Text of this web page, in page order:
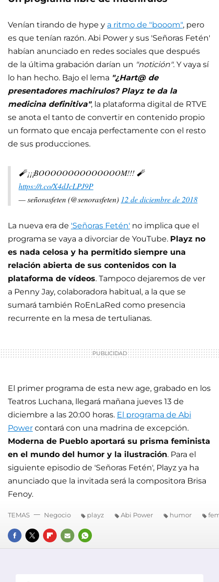
Venían tirando de hype y a ritmo de "booom", pero
es que tenían razón. Abi Power y sus 'Señoras Fetén'
habían anunciado en redes sociales que después
de la última grabación darían un "notición". Y vaya sí
lo han hecho. Bajo el lema "¿Hart@ de
presentadores machirulos? Playz te da la
medicina definitiva", la plataforma digital de RTVE
se anota el tanto de convertir en contenido propio
un formato que encaja perfectamente con el resto
de sus producciones.
🧨¡¡¡BOOOOOOOOOOOOOOM!!! 🧨
https://t.co/X4dJcLPJ9P
— señorasfeten (@senorasfeten) 12 de diciembre de 2018
La nueva era de 'Señoras Fetén' no implica que el
programa se vaya a divorciar de YouTube. Playz no
es nada celosa y ha permitido siempre una
relación abierta de sus contenidos con la
plataforma de vídeos. Tampoco dejaremos de ver
a Penny Jay, colaboradora habitual, a la que se
sumará también RoEnLaRed como presencia
recurrente en la mesa de tertulianas.
El primer programa de esta new age, grabado en los
Teatros Luchana, llegará mañana jueves 13 de
diciembre a las 20:00 horas. El programa de Abi
Power contará con una madrina de excepción.
Moderna de Pueblo aportará su prisma feminista
en el mundo del humor y la ilustración. Para el
siguiente episodio de 'Señoras Fetén', Playz ya ha
anunciado que la invitada será la compositora Brisa
Fenoy.
FACEBOOK
TWITTERFLIPBOARD
E-
WHATSAPP
TEMAS Negocio playz Abi Power humor